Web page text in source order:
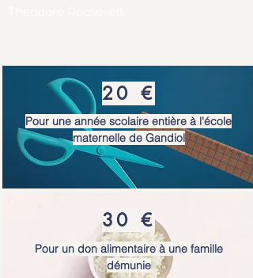
20 €
Pour une année scolaire entière à l'école
maternelle de Gandiol
30 €
Pour un don alimentaire à une famille
démunie